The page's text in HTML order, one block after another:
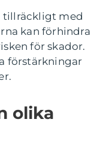
tillräckligt med
kan förhindra
för skador.
förstärkningar
olika